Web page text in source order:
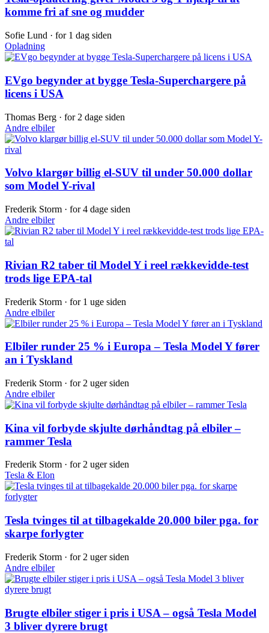
komme fri af sne og mudder
Sofie Lund · for 1 dag siden
Opladning
EVgo begynder at bygge Tesla-Superchargere på
licens i USA
Thomas Berg · for 2 dage siden
Andre elbiler
Volvo klargør billig el-SUV til under 50.000 dollar
som Model Y-rival
Frederik Storm · for 4 dage siden
Andre elbiler
Rivian R2 taber til Model Y i reel rækkevidde-test
trods lige EPA-tal
Frederik Storm · for 1 uge siden
Andre elbiler
Elbiler runder 25 % i Europa – Tesla Model Y fører
an i Tyskland
Frederik Storm · for 2 uger siden
Andre elbiler
Kina vil forbyde skjulte dørhåndtag på elbiler –
rammer Tesla
Frederik Storm · for 2 uger siden
Tesla & Elon
Tesla tvinges til at tilbagekalde 20.000 biler pga. for
skarpe forlygter
Frederik Storm · for 2 uger siden
Andre elbiler
Brugte elbiler stiger i pris i USA – også Tesla Model
3 bliver dyrere brugt